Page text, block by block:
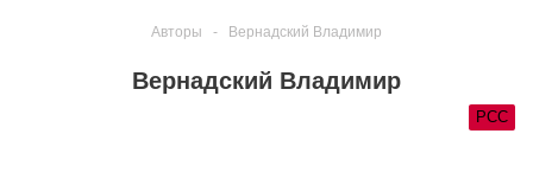
Авторы - Вернадский Владимир
Вернадский Владимир
РСС